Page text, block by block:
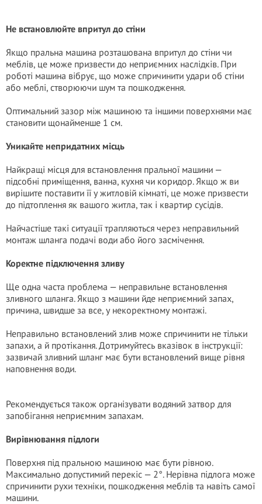
Не встановлюйте впритул до стіни
Якщо пральна машина розташована впритул до стіни чи
меблів, це може призвести до неприємних наслідків. При
роботі машина вібрує, що може спричинити удари об стіни
або меблі, створюючи шум та пошкодження.
Оптимальний зазор між машиною та іншими поверхнями має
становити щонайменше 1 см.
Уникайте непридатних місць
Найкращі місця для встановлення пральної машини —
підсобні приміщення, ванна, кухня чи коридор. Якщо ж ви
вирішите поставити її у житловій кімнаті, це може призвести
до підтоплення як вашого житла, так і квартир сусідів.
Найчастіше такі ситуації трапляються через неправильний
монтаж шланга подачі води або його засмічення.
Коректне підключення зливу
Ще одна часта проблема — неправильне встановлення
зливного шланга. Якщо з машини йде неприємний запах,
причина, швидше за все, у некоректному монтажі.
Неправильно встановлений злив може спричинити не тільки
запахи, а й протікання. Дотримуйтесь вказівок в інструкції:
зазвичай зливний шланг має бути встановлений вище рівня
наповнення води.
Рекомендується також організувати водяний затвор для
запобігання неприємним запахам.
Вирівнювання підлоги
Поверхня під пральною машиною має бути рівною.
Максимально допустимий перекіс — 2°. Нерівна підлога може
спричинити рухи техніки, пошкодження меблів та навіть самої
машини.